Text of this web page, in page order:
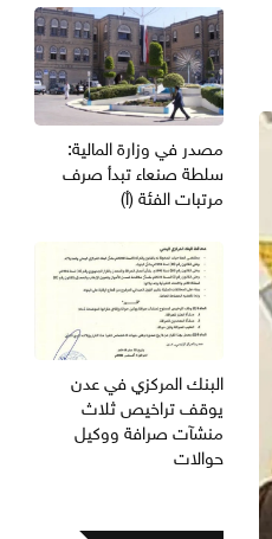
مصدر في وزارة المالية:
سلطة صنعاء تبدأ صرف
مرتبات الفئة (أ)
البنك المركزي في عدن
يوقف تراخيص ثلاث
منشآت صرافة ووكيل
حوالات